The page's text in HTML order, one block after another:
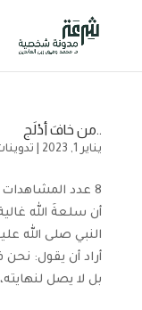
..من خافَ أدْلَج
يناير 1, 2023
8 عدد المشاهدات
أن سلعةَ الله
النبي صلى الله
أراد أن يقول:
بل لا يصل